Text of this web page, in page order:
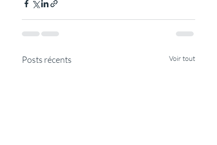
Posts récents Voir tout